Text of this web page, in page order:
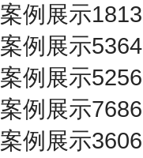
案例展示1813
案例展示5364
案例展示5256
案例展示7686
案例展示3606